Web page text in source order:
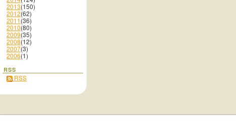
2013(150)
2012(62)
2011(36)
2010(80)
2009(35)
2008(12)
2007(3)
2006(1)
RSS
RSS